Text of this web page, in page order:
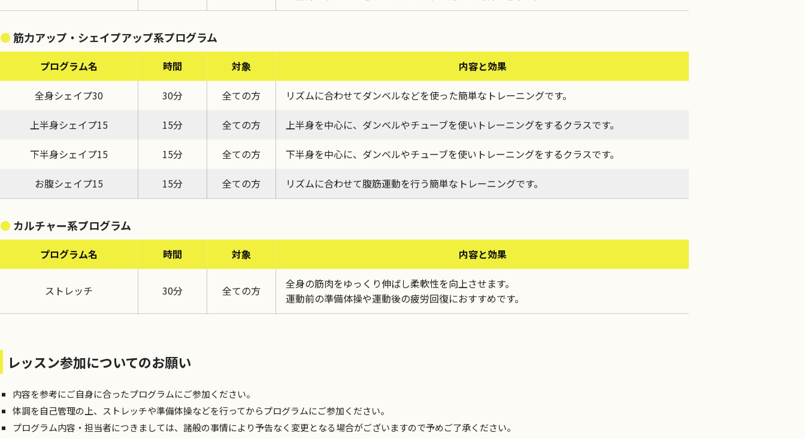
筋力アップ・シェイプアップ系プログラム
プログラム名 時間 対象 内容と効果
全身シェイプ30 30分 全ての方 リズムに合わせてダンベルなどを使った簡単なトレーニングです。
上半身シェイプ15 15分 全ての方 上半身を中心に、ダンベルやチューブを使いトレーニングをするクラスです。
下半身シェイプ15 15分 全ての方 下半身を中心に、ダンベルやチューブを使いトレーニングをするクラスです。
お腹シェイプ15 15分 全ての方 リズムに合わせて腹筋運動を行う簡単なトレーニングです。
カルチャー系プログラム
プログラム名 時間 対象 内容と効果
ストレッチ 30分 全ての方
全身の筋肉をゆっくり伸ばし柔軟性を向上させます。
運動前の準備体操や運動後の疲労回復におすすめです。
レッスン参加についてのお願い
内容を参考にご自身に合ったプログラムにご参加ください。
体調を自己管理の上、ストレッチや準備体操などを行ってからプログラムにご参加ください。
プログラム内容・担当者につきましては、諸般の事情により予告なく変更となる場合がございますので予めご了承ください。